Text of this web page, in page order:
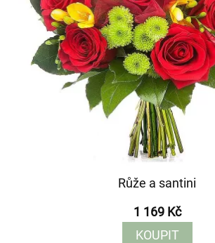
Růže a santini
1 169 Kč
KOUPIT